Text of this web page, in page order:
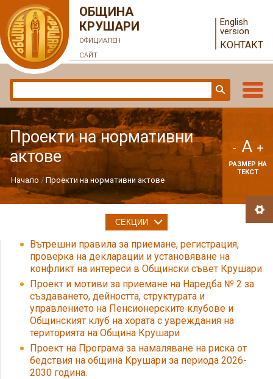
ОБЩИНА
КРУШАРИ
ОФИЦИАЛЕН
САЙТ
English
version
КОНТАКТ
Проекти на нормативни
актове
Начало Проекти на нормативни актове
- A +
РАЗМЕР НА
ТЕКСТ
Вътрешни правила за приемане, регистрация,
проверка на декларации и установяване на
конфликт на интереси в Общински съвет Крушари
Проект и мотиви за приемане на Наредба № 2 за
създаването, дейността, структурата и
управлението на Пенсионерските клубове и
Общинският клуб на хората с увреждания на
територията на Община Крушари
Проект на Програма за намаляване на риска от
бедствия на община Крушари за периода 2026-
2030 година.
СЕКЦИИ